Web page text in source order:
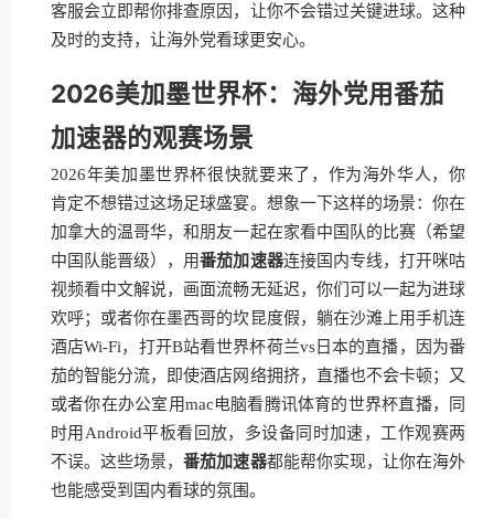
客服会立即帮你排查原因，让你不会错过关键进球。这种
及时的支持，让海外党看球更安心。
2026美加墨世界杯：海外党用番茄
加速器的观赛场景
2026年美加墨世界杯很快就要来了，作为海外华人，你
肯定不想错过这场足球盛宴。想象一下这样的场景：你在
加拿大的温哥华，和朋友一起在家看中国队的比赛（希望
中国队能晋级），用番茄加速器连接国内专线，打开咪咕
视频看中文解说，画面流畅无延迟，你们可以一起为进球
欢呼；或者你在墨西哥的坎昆度假，躺在沙滩上用手机连
酒店Wi-Fi，打开B站看世界杯荷兰vs日本的直播，因为番
茄的智能分流，即使酒店网络拥挤，直播也不会卡顿；又
或者你在办公室用mac电脑看腾讯体育的世界杯直播，同
时用Android平板看回放，多设备同时加速，工作观赛两
不误。这些场景，番茄加速器都能帮你实现，让你在海外
也能感受到国内看球的氛围。